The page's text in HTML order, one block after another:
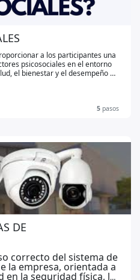
a los participantes una
psicosociales en el entorno
el bienestar y el desempeño de
5 pasos
DE
correcto del sistema de
la empresa, orientada a
en la seguridad física, la